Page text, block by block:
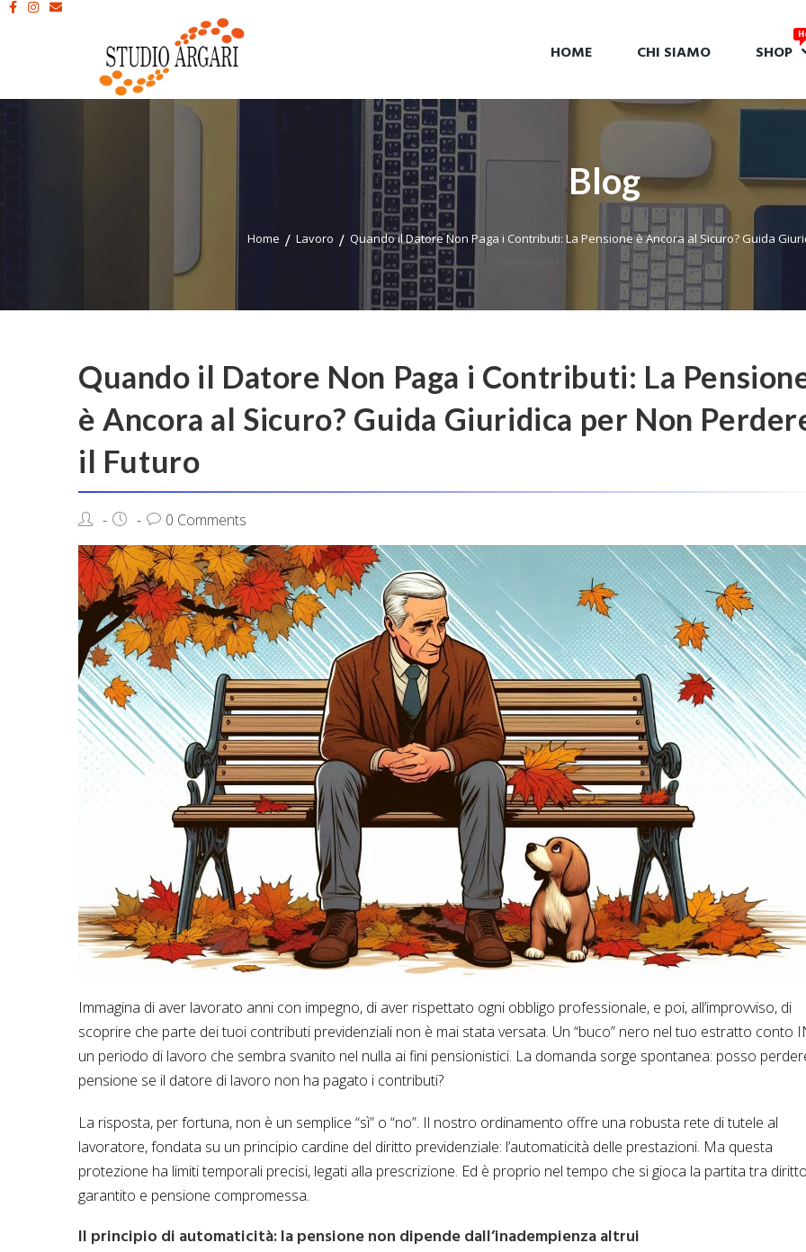
HOME CHI SIAMO SHOP
Blog
Home Lavoro Quando il Datore Non Paga i Contributi: La Pensione è Ancora al Sicuro? Guida
Quando il Datore Non Paga i Contributi: La
è Ancora al Sicuro? Guida Giuridica per Non
il Futuro
0 Comments
Immagina di aver lavorato anni con impegno, di aver rispettato ogni obbligo professionale, e poi, all’improvviso, di
scoprire che parte dei tuoi contributi previdenziali non è mai stata versata. Un “buco” nero nel tuo estratto conto
un periodo di lavoro che sembra svanito nel nulla ai fini pensionistici. La domanda sorge spontanea: posso
pensione se il datore di lavoro non ha pagato i contributi?
La risposta, per fortuna, non è un semplice “sì” o “no”. Il nostro ordinamento offre una robusta rete di tutele al
lavoratore, fondata su un principio cardine del diritto previdenziale: l’automaticità delle prestazioni. Ma questa
protezione ha limiti temporali precisi, legati alla prescrizione. Ed è proprio nel tempo che si gioca la partita tra diritto
garantito e pensione compromessa.
Il principio di automaticità: la pensione non dipende dall’inadempienza altrui